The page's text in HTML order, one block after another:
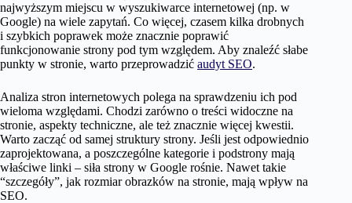
najwyższym miejscu w wyszukiwarce internetowej (np. w
Google) na wiele zapytań. Co więcej, czasem kilka drobnych
i szybkich poprawek może znacznie poprawić
funkcjonowanie strony pod tym względem. Aby znaleźć słabe
punkty w stronie, warto przeprowadzić audyt SEO.
Analiza stron internetowych polega na sprawdzeniu ich pod
wieloma względami. Chodzi zarówno o treści widoczne na
stronie, aspekty techniczne, ale też znacznie więcej kwestii.
Warto zacząć od samej struktury strony. Jeśli jest odpowiednio
zaprojektowana, a poszczególne kategorie i podstrony mają
właściwe linki – siła strony w Google rośnie. Nawet takie
“szczegóły”, jak rozmiar obrazków na stronie, mają wpływ na
SEO.